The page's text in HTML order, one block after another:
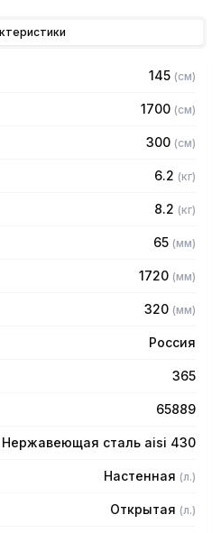
Полки рекомендуется
145 (см)
1700 (см)
300 (см)
6.2 (кг)
8.2 (кг)
65 (мм)
1720 (мм)
320 (мм)
Россия
365
65889
Нержавеющая сталь aisi 430
Настенная (л.)
Открытая (л.)